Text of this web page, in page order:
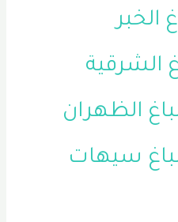
الخبر
الشرقية
الظهران
سيهات